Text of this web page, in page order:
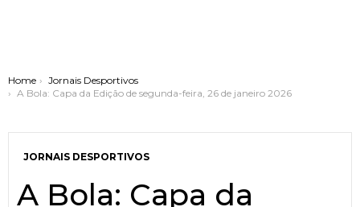
You are here:
Home
Jornais Desportivos
A Bola: Capa da Edição de segunda-feira, 26 de janeiro 2026
JORNAIS DESPORTIVOS
A Bola: Capa da